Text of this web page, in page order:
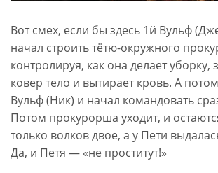
Вот смех, если бы здесь 1й Вульф
начал строить тётю-окружного
контролируя, как она делает уборку,
ковер тело и вытирает кровь. А
Вульф (Ник) и начал командовать
Потом прокурорша уходит, и
только волков двое, а у Пети
Да, и Петя — «не проститут!»